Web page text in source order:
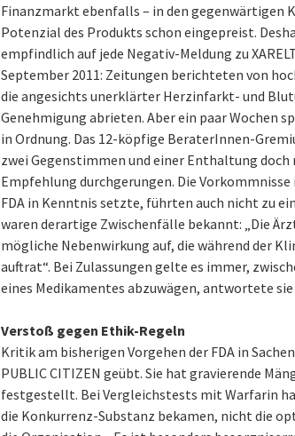
Finanzmarkt ebenfalls – in den gegenwärtigen
Potenzial des Produkts schon eingepreist.
empfindlich auf jede Negativ-Meldung zu
September 2011: Zeitungen berichteten von
die angesichts unerklärter Herzinfarkt- und
Genehmigung abrieten. Aber ein paar Wochen
in Ordnung. Das 12-köpfige BeraterInnen-
zwei Gegenstimmen und einer Enthaltung doch
Empfehlung durchgerungen. Die Vorkommnisse
FDA in Kenntnis setzte, führten auch nicht zu
waren derartige Zwischenfälle bekannt: „Die
mögliche Nebenwirkung auf, die während der
auftrat“. Bei Zulassungen gelte es immer,
eines Medikamentes abzuwägen, antwortete
Verstoß gegen Ethik-Regeln
Kritik am bisherigen Vorgehen der FDA in
PUBLIC CITIZEN geübt. Sie hat gravierende
festgestellt. Bei Vergleichstests mit Warfarin
die Konkurrenz-Substanz bekamen, nicht die